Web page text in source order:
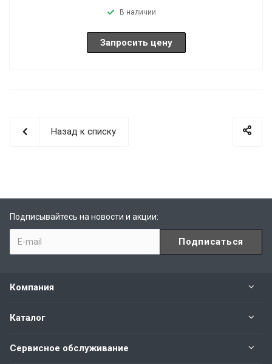
В наличии
Запросить цену
Назад к списку
Подписывайтесь на новости и акции:
Компания
Каталог
Сервисное обслуживание